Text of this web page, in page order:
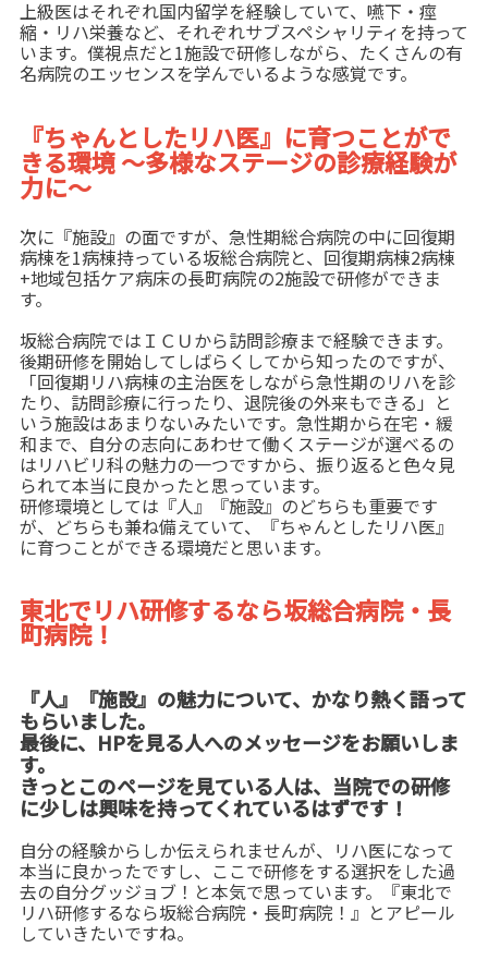
上級医はそれぞれ国内留学を経験していて、嚥下・痙
縮・リハ栄養など、それぞれサブスペシャリティを持って
います。僕視点だと1施設で研修しながら、たくさんの有
名病院のエッセンスを学んでいるような感覚です。
『ちゃんとしたリハ医』に育つことがで
きる環境～多様なステージの診療経験が
力に～
次に『施設』の面ですが、急性期総合病院の中に回復期
病棟を1病棟持っている坂総合病院と、回復期病棟2病棟
+地域包括ケア病床の長町病院の2施設で研修ができま
す。
坂総合病院ではＩＣＵから訪問診療まで経験できます。
後期研修を開始してしばらくしてから知ったのですが、
「回復期リハ病棟の主治医をしながら急性期のリハを診
たり、訪問診療に行ったり、退院後の外来もできる」と
いう施設はあまりないみたいです。急性期から在宅・緩
和まで、自分の志向にあわせて働くステージが選べるの
はリハビリ科の魅力の一つですから、振り返ると色々見
られて本当に良かったと思っています。
研修環境としては『人』『施設』のどちらも重要です
が、どちらも兼ね備えていて、『ちゃんとしたリハ医』
に育つことができる環境だと思います。
東北でリハ研修するなら坂総合病院・長
町病院！
『人』『施設』の魅力について、かなり熱く語って
もらいました。
最後に、HPを見る人へのメッセージをお願いしま
す。
きっとこのページを見ている人は、当院での研修
に少しは興味を持ってくれているはずです！
自分の経験からしか伝えられませんが、リハ医になって
本当に良かったですし、ここで研修をする選択をした過
去の自分グッジョブ！と本気で思っています。『東北で
リハ研修するなら坂総合病院・長町病院！』とアピール
していきたいですね。